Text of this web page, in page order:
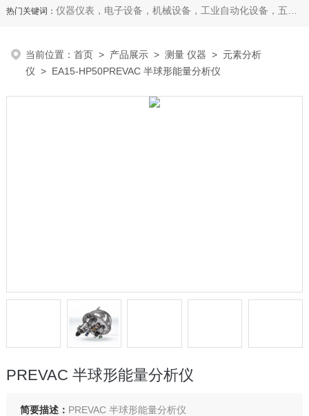
热门关键词： 仪器仪表，电子设备，机械设备，工业自动化设备，五金产品，电线电缆，金属材料，电子
当前位置：首页 > 产品展示 >测量 仪器 > 元素分析
仪 > EA15-HP50PREVAC 半球形能量分析仪
PREVAC 半球形能量分析仪
简要描述： PREVAC 半球形能量分析仪